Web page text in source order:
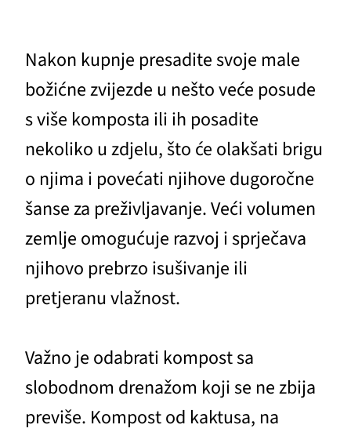
Nakon kupnje presadite svoje male
božićne zvijezde u nešto veće posude
s više komposta ili ih posadite
nekoliko u zdjelu, što će olakšati brigu
o njima i povećati njihove dugoročne
šanse za preživljavanje. Veći volumen
zemlje omogućuje razvoj i sprječava
njihovo prebrzo isušivanje ili
pretjeranu vlažnost.
Važno je odabrati kompost sa
slobodnom drenažom koji se ne zbija
previše. Kompost od kaktusa, na